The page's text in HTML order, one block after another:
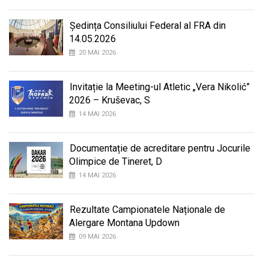
Ședința Consiliului Federal al FRA din
14.05.2026
20 MAI 2026
Invitație la Meeting-ul Atletic „Vera Nikolić”
2026 – Kruševac, S
14 MAI 2026
Documentație de acreditare pentru Jocurile
Olimpice de Tineret, D
14 MAI 2026
Rezultate Campionatele Naționale de
Alergare Montana Updown
09 MAI 2026